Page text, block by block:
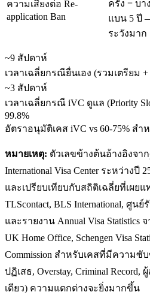
ความเสี่ยงต่อ Re-
application Ban
ครั้ง = บา
แบน 5 ปี
ระวังมาก
~9 สัปดาห์
เวลาเฉลี่ยกรณียื่นเอง (รวมเตรียม
~3 สัปดาห์
เวลาเฉลี่ยกรณี iVC ดูแล (Priority
99.8%
อัตราอนุมัติเคส iVC vs 60-75% สำ
หมายเหตุ: ตัวเลขข้างต้นอ้างอิงจ
International Visa Center ระหว่างปี
และเปรียบเทียบกับสถิติเฉลี่ยที่เผยแ
TLScontact, BLS International, ศู
และรายงาน Annual Visa Statistics จ
UK Home Office, Schengen Visa
Commission สำหรับเคสที่มีความซั
ปฏิเสธ, Overstay, Criminal Record,
เดียว) ความแตกต่างจะยิ่งมากขึ้น